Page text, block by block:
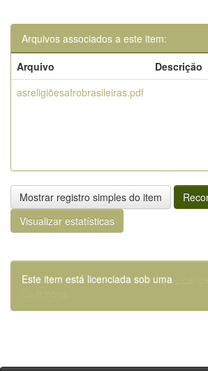
Arquivos associados a este item:
Arquivo
Descrição
asreligiõesafrobrasileiras.pdf
Mostrar registro simples do item
Visualizar estatísticas
Este item está licenciada sob uma
Commons